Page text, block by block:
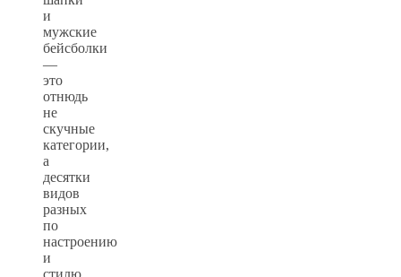
и
мужские
бейсболки
—
это
отнюдь
не
скучные
категории,
а
десятки
видов
разных
по
настроению
и